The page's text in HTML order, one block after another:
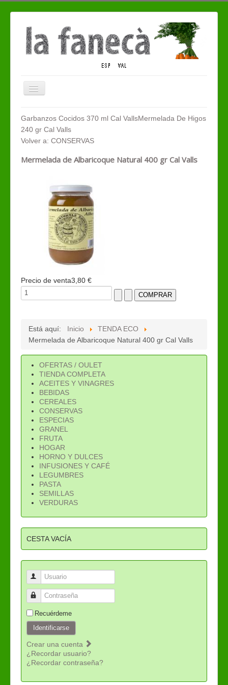
Cambiar
QUIENES SOMOS
TIENDA ECO
Garbanzos Cocidos 370 ml Cal VallsMermelada De Higos
240 gr Cal Valls
Volver a: CONSERVAS
Mermelada de Albaricoque Natural 400 gr Cal Valls
Precio de venta3,80 €
Está aquí: Inicio
TENDA ECO
Mermelada de Albaricoque Natural 400 gr Cal Valls
OFERTAS / OULET
TIENDA COMPLETA
ACEITES Y VINAGRES
BEBIDAS
CEREALES
CONSERVAS
ESPECIAS
GRANEL
FRUTA
HOGAR
HORNO Y DULCES
INFUSIONES Y CAFÉ
LEGUMBRES
PASTA
SEMILLAS
VERDURAS
CESTA VACÍA
Usuario
Contraseña
Recuérdeme
Identificarse
Crear una cuenta
¿Recordar usuario?
¿Recordar contraseña?